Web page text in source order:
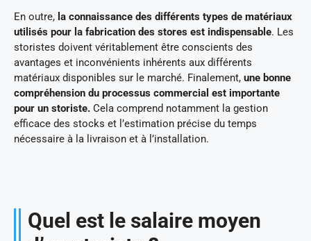
En outre, la connaissance des différents types de matériaux
utilisés pour la fabrication des stores est indispensable. Les
storistes doivent véritablement être conscients des
avantages et inconvénients inhérents aux différents
matériaux disponibles sur le marché. Finalement, une bonne
compréhension du processus commercial est importante
pour un storiste. Cela comprend notamment la gestion
efficace des stocks et l’estimation précise du temps
nécessaire à la livraison et à l’installation.
Quel est le salaire moyen